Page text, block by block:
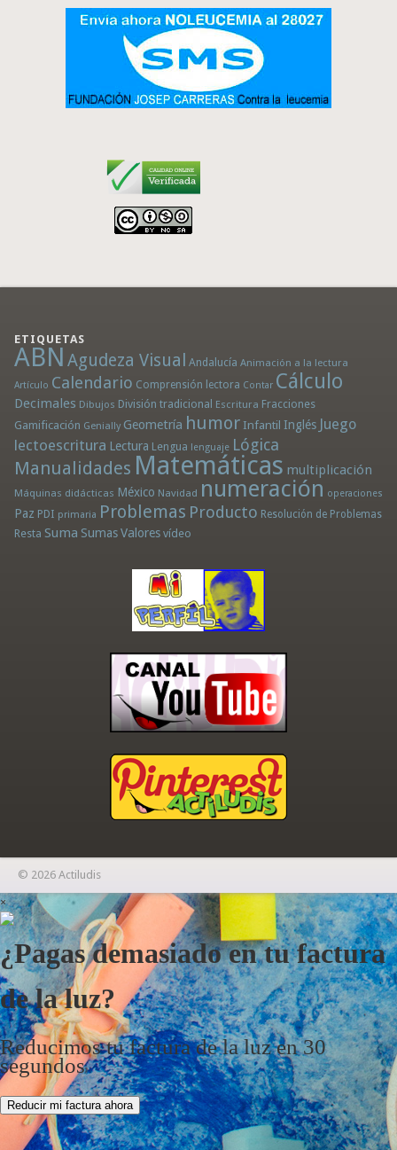
ETIQUETAS
ABN Agudeza Visual Andalucía Animación a la lectura
Artículo Calendario Comprensión lectora Contar Cálculo
Decimales Dibujos División tradicional Escritura Fracciones
Gamificación Genially Geometría humor Infantil Inglés Juego
lectoescritura Lectura Lengua lenguaje Lógica
Manualidades Matemáticas multiplicación
Máquinas didácticas México Navidad numeración operaciones
Paz PDI primaria Problemas Producto Resolución de Problemas
Resta Suma Sumas Valores vídeo
© 2026 Actiludis
×
¿Pagas demasiado en tu factura
de la luz?
Reducimos tu factura de la luz en 30
segundos
Reducir mi factura ahora